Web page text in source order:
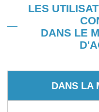
LES
DANS LE
DANS LA